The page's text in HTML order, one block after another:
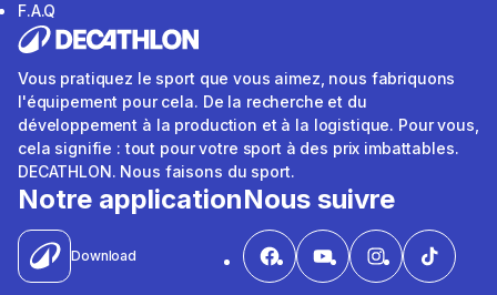
F.A.Q
Vous pratiquez le sport que vous aimez, nous fabriquons
l'équipement pour cela. De la recherche et du
développement à la production et à la logistique. Pour vous,
cela signifie : tout pour votre sport à des prix imbattables.
DECATHLON. Nous faisons du sport.
Notre application
Download
Nous suivre